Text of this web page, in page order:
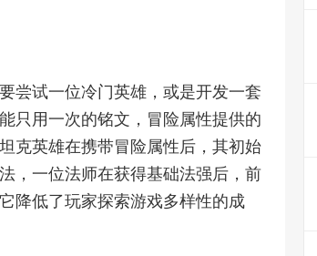
尝试一位冷门英雄，或是开发一套
只用一次的铭文，冒险属性提供的
克英雄在携带冒险属性后，其初始
，一位法师在获得基础法强后，前
降低了玩家探索游戏多样性的成